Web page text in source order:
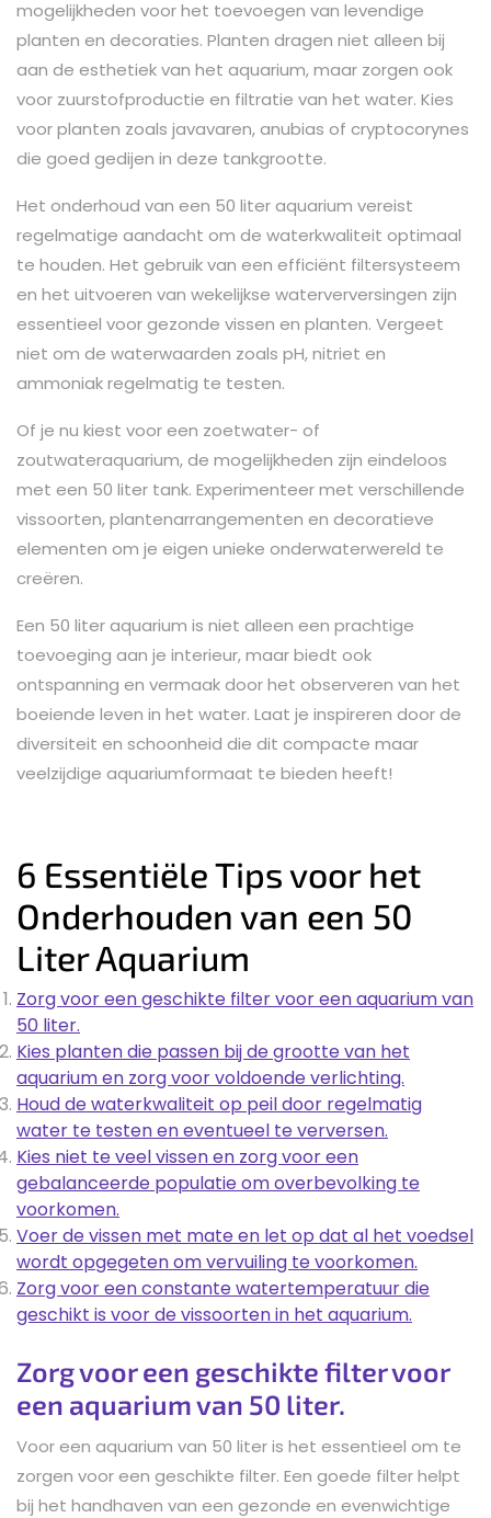
mogelijkheden voor het toevoegen van levendige
planten en decoraties. Planten dragen niet alleen bij
aan de esthetiek van het aquarium, maar zorgen ook
voor zuurstofproductie en filtratie van het water. Kies
voor planten zoals javavaren, anubias of cryptocorynes
die goed gedijen in deze tankgrootte.
Het onderhoud van een 50 liter aquarium vereist
regelmatige aandacht om de waterkwaliteit optimaal
te houden. Het gebruik van een efficiënt filtersysteem
en het uitvoeren van wekelijkse waterverversingen zijn
essentieel voor gezonde vissen en planten. Vergeet
niet om de waterwaarden zoals pH, nitriet en
ammoniak regelmatig te testen.
Of je nu kiest voor een zoetwater- of
zoutwateraquarium, de mogelijkheden zijn eindeloos
met een 50 liter tank. Experimenteer met verschillende
vissoorten, plantenarrangementen en decoratieve
elementen om je eigen unieke onderwaterwereld te
creëren.
Een 50 liter aquarium is niet alleen een prachtige
toevoeging aan je interieur, maar biedt ook
ontspanning en vermaak door het observeren van het
boeiende leven in het water. Laat je inspireren door de
diversiteit en schoonheid die dit compacte maar
veelzijdige aquariumformaat te bieden heeft!
6 Essentiële Tips voor het
Onderhouden van een 50
Liter Aquarium
Zorg voor een geschikte filter voor een aquarium van
50 liter.
Kies planten die passen bij de grootte van het
aquarium en zorg voor voldoende verlichting.
Houd de waterkwaliteit op peil door regelmatig
water te testen en eventueel te verversen.
Kies niet te veel vissen en zorg voor een
gebalanceerde populatie om overbevolking te
voorkomen.
Voer de vissen met mate en let op dat al het voedsel
wordt opgegeten om vervuiling te voorkomen.
Zorg voor een constante watertemperatuur die
geschikt is voor de vissoorten in het aquarium.
Zorg voor een geschikte filter voor
een aquarium van 50 liter.
Voor een aquarium van 50 liter is het essentieel om te
zorgen voor een geschikte filter. Een goede filter helpt
bij het handhaven van een gezonde en evenwichtige